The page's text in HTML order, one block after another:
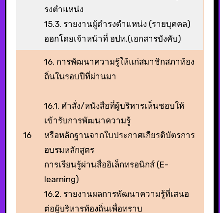
รงตําแหน่ง
15.3. รายงานผู้ดํารงตําแหน่ง (รายบุคคล)
ออกโดยเจ้าหน้าที่ อปท.(เอกสารบังคับ)
16
16. การพัฒนาความรู้ให้แก่สมาชิกสภาท้อง
ถิ่นในรอบปีที่ผ่านมา
16.1. คําสั่ง/หนังสือที่ผู้บริหารเห็นชอบให้
เข้ารับการพัฒนาความรู้
หรือหลักฐานจากใบประกาศเกียรติบัตรการ
อบรมหลักสูตร
การเรียนรู้ผ่านสื่ออิเล็กทรอนิกส์ (E-
learning)
16.2. รายงานผลการพัฒนาความรู้ที่เสนอ
ต่อผู้บริหารท้องถิ่นเพื่อทราบ